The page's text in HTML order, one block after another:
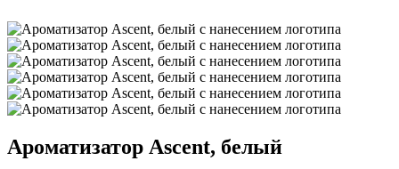
Ароматизатор Ascent, белый